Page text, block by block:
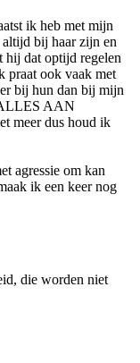
ik heb met mijn
altijd bij haar zijn en
hij dat optijd regelen
praat ook vaak met
bij hun dan bij mijn
AAN
meer dus houd ik
agressie om kan
ik een keer nog
die worden niet